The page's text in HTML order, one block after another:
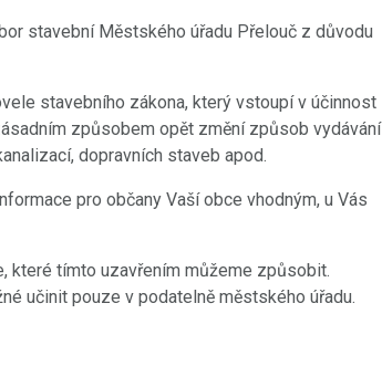
stavební Městského úřadu Přelouč z důvodu
stavebního zákona, který vstoupí v účinnost
způsobem opět změní způsob vydávání
dopravních staveb apod.
pro občany Vaší obce vhodným, u Vás
které tímto uzavřením můžeme způsobit.
učinit pouze v podatelně městského úřadu.